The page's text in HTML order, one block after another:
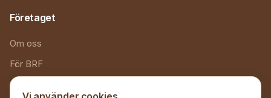
Företaget
Om oss
För BRF
Referenser